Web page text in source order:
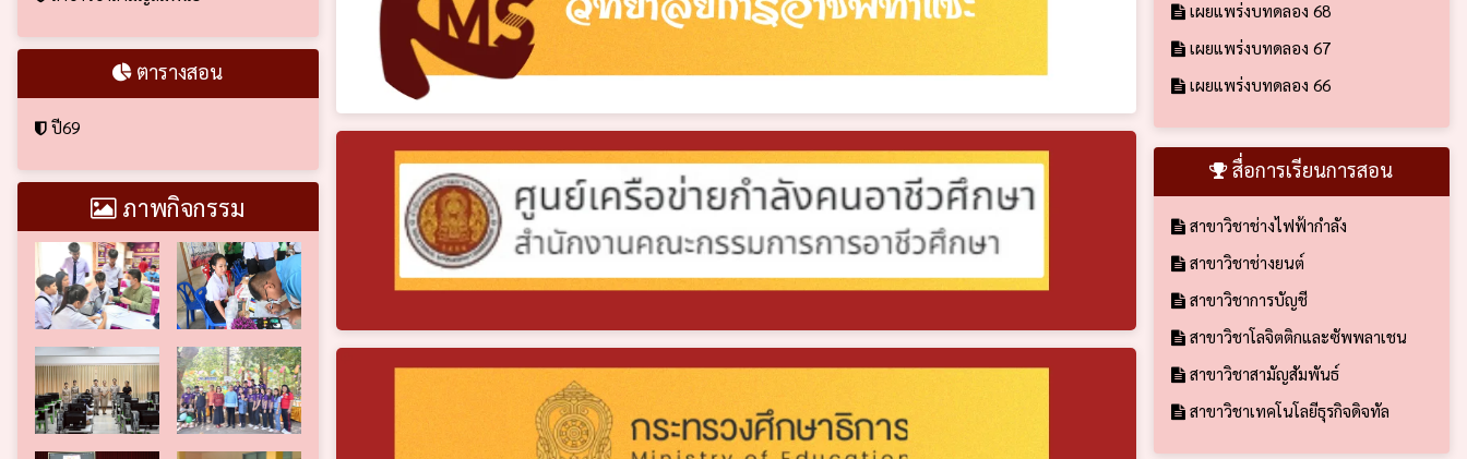
ตารางสอน
ปี69
ภาพกิจกรรม
เผยแพร่งบทดลอง 68
เผยแพร่งบทดลอง 67
เผยแพร่งบทดลอง 66
สื่อการเรียนการสอน
สาขาวิชาช่างไฟฟ้ากำลัง
สาขาวิชาช่างยนต์
สาขาวิชาการบัญชี
สาขาวิชาโลจิตติกและซัพพลาเชน
สาขาวิชาสามัญสัมพันธ์
สาขาวิชาเทคโนโลยีธุรกิจดิจทัล